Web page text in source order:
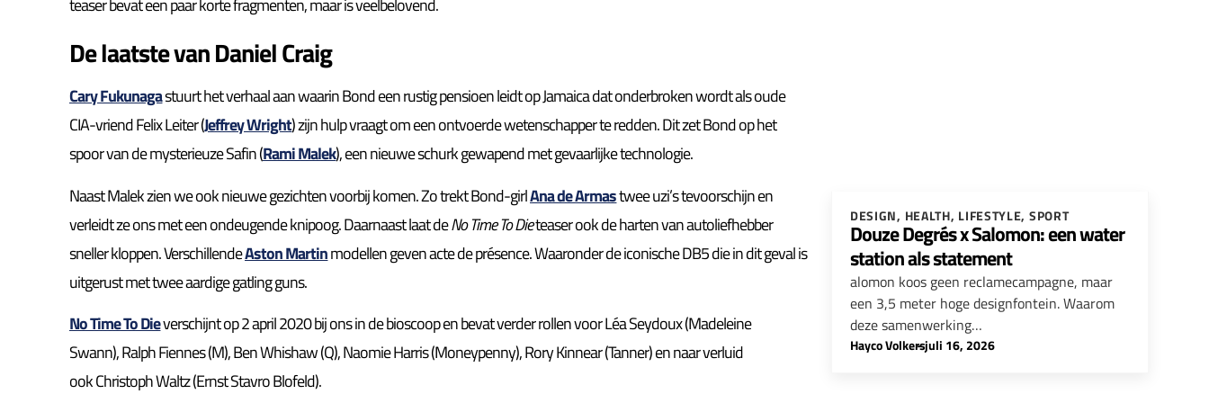
teaser bevat een paar korte fragmenten, maar is veelbelovend.
De laatste van Daniel Craig
Cary Fukunagastuurt het verhaal aan waarin Bond een rustig pensioen leidt op Jamaica dat onderbroken wordt als oude
CIA-vriend Felix Leiter (Jeffrey Wright) zijn hulp vraagt om een ontvoerde wetenschapper te redden. Dit zet Bond op het
spoor van de mysterieuze Safin (Rami Malek), een nieuwe schurk gewapend met gevaarlijke technologie.
Naast Malek zien we ook nieuwe gezichten voorbij komen. Zo trekt Bond-girlAna de Armastwee uzi’s tevoorschijn en
verleidt ze ons met een ondeugende knipoog. Daarnaast laat deNo Time To Dieteaser ook de harten van autoliefhebber
sneller kloppen. VerschillendeAston Martinmodellen geven acte de présence. Waaronder de iconische DB5 die in dit geval is
uitgerust met twee aardige gatling guns.
No Time To Dieverschijnt op 2 april 2020 bij ons in de bioscoop en bevat verder rollen voor Léa Seydoux (Madeleine
Swann), Ralph Fiennes (M), Ben Whishaw (Q), Naomie Harris (Moneypenny), Rory Kinnear (Tanner) en naar verluid
ook Christoph Waltz (Ernst Stavro Blofeld).
DESIGN, HEALTH, LIFESTYLE, SPORT
Douze Degrés x Salomon: een water
station als statement
alomon koos geen reclamecampagne, maar
een 3,5 meter hoge designfontein. Waarom
deze samenwerking…
Hayco Volkers
-juli 16, 2026